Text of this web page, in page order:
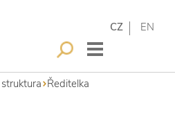
CZ EN
Ředitelka